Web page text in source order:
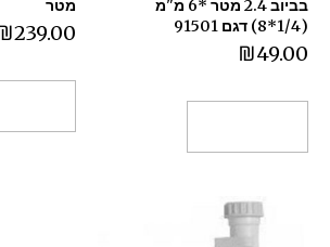
בביוב 2.4 מטר *6 מ"מ
(1/4*8) דגם 91501
₪49.00
מטר
239.00